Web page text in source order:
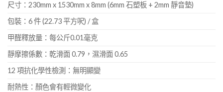
尺寸：230mm x 1530mm x 8mm (6mm 石塑板 + 2mm 靜音墊)
包裝：6 件 (22.73 平方呎) / 盒
甲醛釋放量：每公斤0.01毫克
靜摩擦係數：乾滑面 0.79，濕滑面 0.65
12 項抗化學性檢測：無明顯變
耐熱性：顏色會有輕微變化